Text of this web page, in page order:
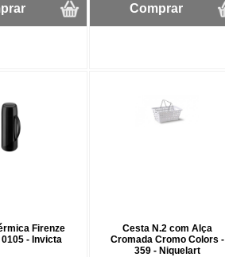
Comprar
Firenze
- Invicta
Cesta N.2 com Alça
Cromada Cromo Colors -
359 - Niquelart